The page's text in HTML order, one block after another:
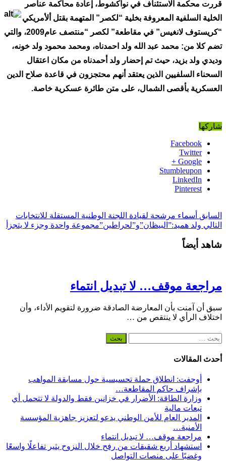
قررت محكمة الاستئناف في نواكشوط، إعادة محاكمة عناصر
الخلية السلفية المعروفة بخلية “لكصر” المتهمة بقتل ألأمريكي
“كريستوف لانغيس” في مقاطعة” لكصر “منتصف
عام2009، والتي
تضم كلا من: محمد عبد الله ولد احمدناه، ومحمد محمود ولد خونه،
وديدي ولد بزيد، حيث تم إحضار ولد أحمدناه من مكان اعتقال
السحناء السلفيين الذين يعتقد أنهم محتجزون في قاعدة صلاح الدين
العسكرية بأقصى الشمال، على متن طائرة عسكرية خاصة.
شاركها
Facebook
Twitter
Google +
Stumbleupon
LinkedIn
Pinterest
السابق أسماء مرشحة لقيادة اللجنة الوطنية المستقلة للانتخابات
التالي ولد هميد:”البيظان”و”لحراطين”مجموعة واحدة وجزء لا يتجزأ
شاهد أيضاً
مراجعة موقف… لا تبديل انتماء
سبق أن آمنت بأن المعارضة الصادقة ضرورة لتقويم الأداء، وأن
اختلاف الرأي لا ينتقص من …
البحث
أحدث المقالات
أوجفت: انطلاق حملة تحسيسية حول مسابقة المواهب
بإشراف حاكم المقاطعة…
وزارة الطاقة: الأضرار في خزانين فقط والدولة لا تتحمل أي
تبعات مالية
المدير العام للأمن الوطني يدعو لتعزيز جاهزية المؤسسة
الأمنية…
مراجعة موقف… لا تبديل انتماء
استشهاد أربع شقيقات من رفح خلال النزوح يثير تفاعلًا واسعًا
وغضبًا على منصات التواصل